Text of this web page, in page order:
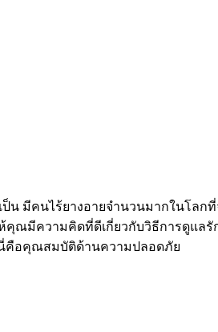
น มีคนไร้ยางอายจำนวนมากในโลก
คุณมีความคิดที่ดีเกี่ยวกับวิธีการดูแลรั
นี่คือคุณสมบัติด้านความปลอดภัย